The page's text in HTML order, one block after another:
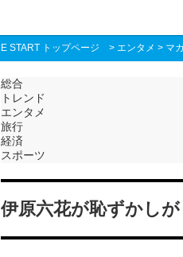
E START トップページ > エンタメ > マ
総合
トレンド
エンタメ
旅行
経済
スポーツ
伊原六花が恥ずかし